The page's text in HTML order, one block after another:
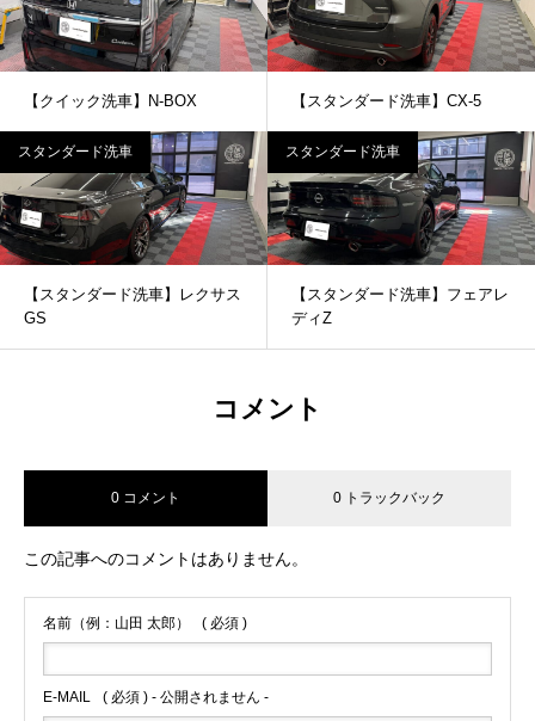
【クイック洗車】N-BOX 【スタンダード洗車】CX-5
スタンダード洗車
【スタンダード洗車】レクサス
GS
スタンダード洗車
【スタンダード洗車】フェアレ
ディZ
コメント
0 コメント 0 トラックバック
この記事へのコメントはありません。
名前（例：山田 太郎） ( 必須 )
E-MAIL ( 必須 ) - 公開されません -